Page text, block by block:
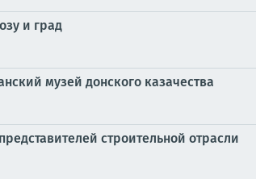
и град
музей донского казачества
строительной отрасли